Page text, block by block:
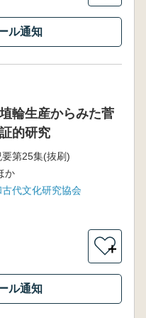
ル通知
輪生産からみた菅
的研究
第25集(抜刷)
か
古代文化研究協会
＋
ル通知